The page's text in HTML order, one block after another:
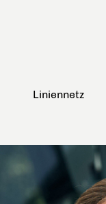
Liniennetz